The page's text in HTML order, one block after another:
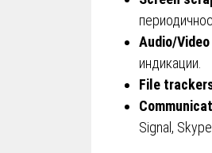
Audio/
индикации.
File
Signal, Skype.